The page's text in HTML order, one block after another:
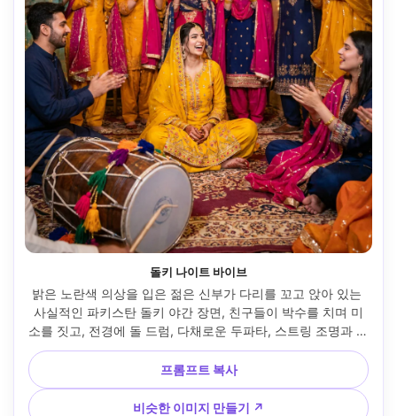
돌키 나이트 바이브
밝은 노란색 의상을 입은 젊은 신부가 다리를 꼬고 앉아 있는
사실적인 파키스탄 돌키 야간 장면, 친구들이 박수를 치며 미
소를 짓고, 전경에 돌 드럼, 다채로운 두파타, 스트링 조명과 랜
턴이 보케를 만들고, 솔직한 다큐멘터리 스타일, 니콘 Z8
35mm 렌즈, 자연스러운 모션 블러, 즐거운 분위기, 풍부한 포
화 색상 --ar 4:5
프롬프트 복사
비슷한 이미지 만들기 ↗